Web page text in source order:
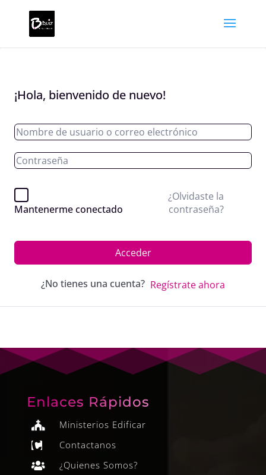
¡Hola, bienvenido de nuevo!
Mantenerme conectado
¿Olvidaste la
contraseña?
Acceder
¿No tienes una cuenta? Regístrate ahora
Enlaces Rápidos
 Ministerios Edificar
 Contactanos
 ¿Quienes Somos?